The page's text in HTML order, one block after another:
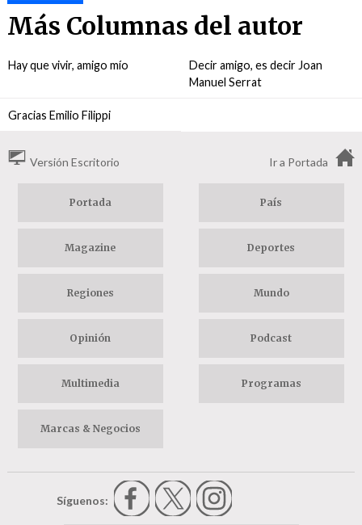
Más Columnas del autor
Hay que vivir, amigo mío
Decir amigo, es decir Joan
Manuel Serrat
Gracias Emilio Filippi
Versión Escritorio Ir a Portada
Portada País
Magazine Deportes
Regiones Mundo
Opinión Podcast
Multimedia Programas
Marcas & Negocios
Síguenos: